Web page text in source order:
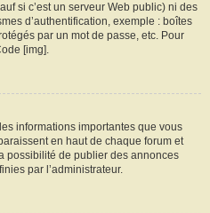
si c’est un serveur Web public) ni des
d’authentification, exemple : boîtes
par un mot de passe, etc. Pour
[img].
informations importantes que vous
en haut de chaque forum et
possibilité de publier des annonces
par l’administrateur.